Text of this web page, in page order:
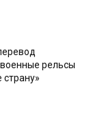
рельсы